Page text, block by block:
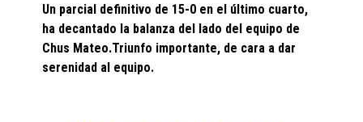
Un parcial definitivo de 15-0 en el último cuarto,
ha decantado la balanza del lado del equipo de
Chus Mateo.Triunfo importante, de cara a dar
serenidad al equipo.